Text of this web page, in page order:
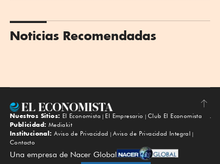
Noticias Recomendadas
Subir
Nuestros Sitios: El Economista El Empresario
Club El Economista
Publicidad: Mediakit
Institucional: Aviso de Privacidad
Aviso de Privacidad Integral
Contacto
Una empresa de Nacer Global